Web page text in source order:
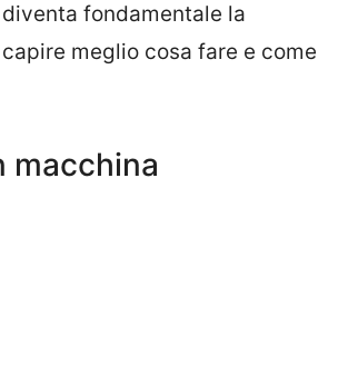
fondamentale la
meglio cosa fare e come
macchina